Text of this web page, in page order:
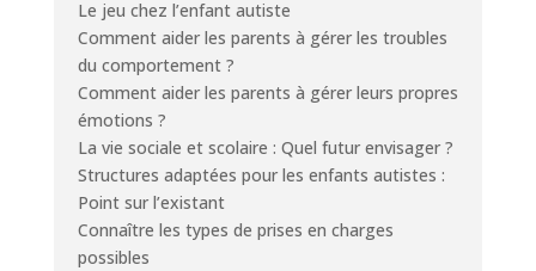
Le jeu chez l’enfant autiste
Comment aider les parents à gérer les troubles
du comportement ?
Comment aider les parents à gérer leurs propres
émotions ?
La vie sociale et scolaire : Quel futur envisager ?
Structures adaptées pour les enfants autistes :
Point sur l’existant
Connaître les types de prises en charges
possibles